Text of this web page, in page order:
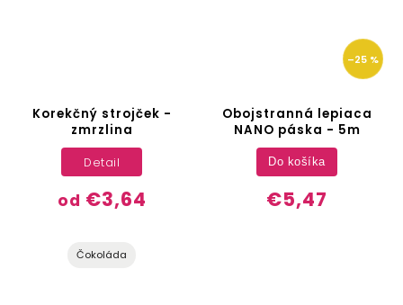
Korekčný strojček -
zmrzlina
od €3,64
Detail
Čokoláda
–25 %
Obojstranná lepiaca
NANO páska - 5m
€5,47
Do košíka